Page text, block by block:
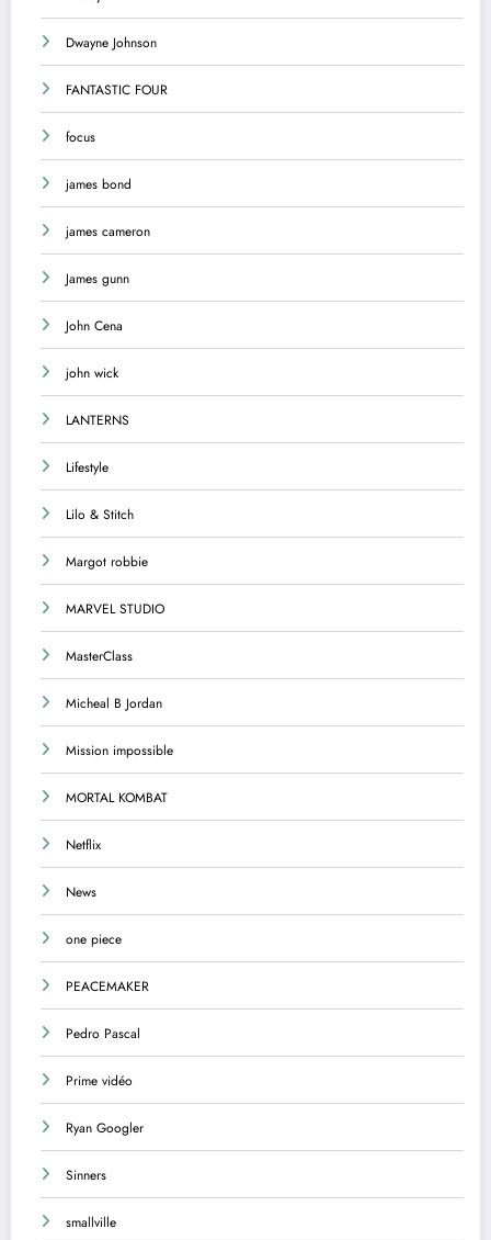
Dwayne Johnson
FANTASTIC FOUR
focus
james bond
james cameron
James gunn
John Cena
john wick
LANTERNS
Lifestyle
Lilo & Stitch
Margot robbie
MARVEL STUDIO
MasterClass
Micheal B Jordan
Mission impossible
MORTAL KOMBAT
Netflix
News
one piece
PEACEMAKER
Pedro Pascal
Prime vidéo
Ryan Googler
Sinners
smallville